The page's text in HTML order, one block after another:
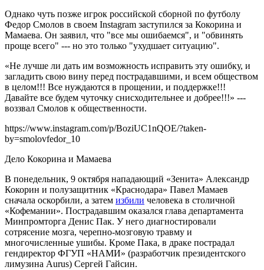
Однако чуть позже игрок российской сборной по футболу
Федор Смолов в своем Instagram заступился за Кокорина и
Мамаева. Он заявил, что "все мы ошибаемся", и "обвинять
проще всего" --- но это только "ухудшает ситуацию".
«Не лучше ли дать им возможность исправить эту ошибку, и
загладить свою вину перед пострадавшими, и всем обществом
в целом!!! Все нуждаются в прощении, и поддержке!!!
Давайте все будем чуточку снисходительнее и добрее!!!» ---
воззвал Смолов к общественности.
https://www.instagram.com/p/BoziUC1nQOE/?taken-
by=smolovfedor_10
Дело Кокорина и Мамаева
В понедельник, 9 октября нападающий «Зенита» Александр
Кокорин и полузащитник «Краснодара» Павел Мамаев
сначала оскорбили, а затем избили человека в столичной
«Кофемании». Пострадавшим оказался глава департамента
Минпромторга Денис Пак. У него диагностировали
сотрясение мозга, черепно-мозговую травму и
многочисленные ушибы. Кроме Пака, в драке пострадал
гендиректор ФГУП «НАМИ» (разработчик президентского
лимузина Aurus) Сергей Гайсин.